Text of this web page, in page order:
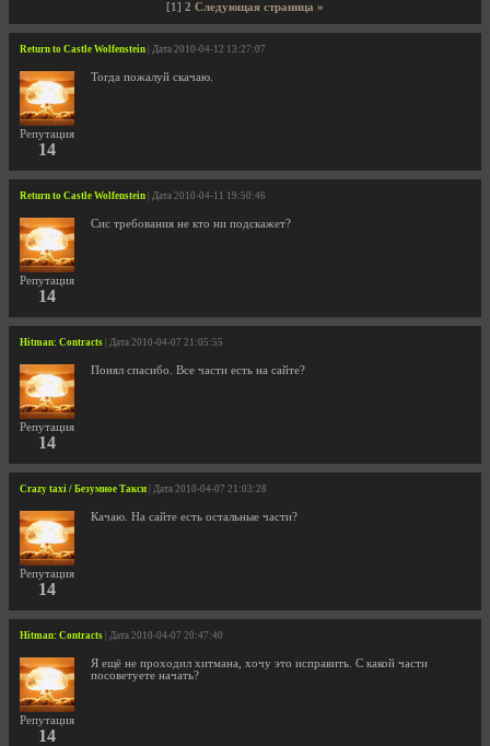
[1] 2 Следующая страница »
Return to Castle Wolfenstein | Дата 2010-04-12 13:27:07
Репутация
14
Тогда пожалуй скачаю.
Return to Castle Wolfenstein | Дата 2010-04-11 19:50:46
Репутация
14
Сис требования не кто ни подскажет?
Hitman: Contracts | Дата 2010-04-07 21:05:55
Репутация
14
Понял спасибо. Все части есть на сайте?
Crazy taxi / Безумное Такси | Дата 2010-04-07 21:03:28
Репутация
14
Качаю. На сайте есть остальные части?
Hitman: Contracts | Дата 2010-04-07 20:47:40
Репутация
14
Я ещё не проходил хитмана, хочу это исправить. С какой части
посоветуете начать?